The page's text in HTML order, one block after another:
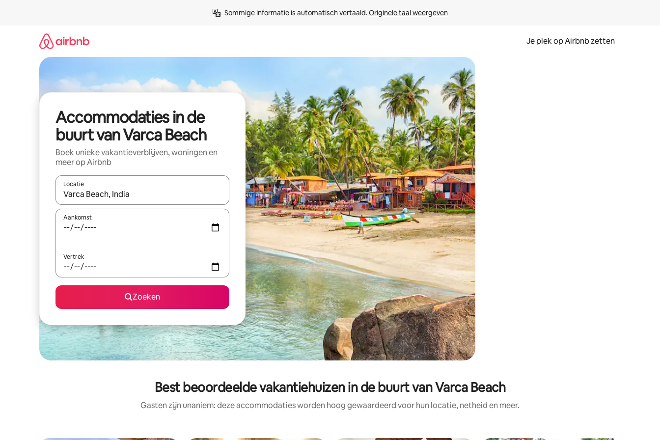
Sommige informatie is automatisch vertaald. Originele taal weergeven
Je plek op Airbnb zetten
Accommodaties in de
buurt van Varca Beach
Boek unieke vakantieverblijven, woningen en
meer op Airbnb
Locatie
Wanneer er resultaten beschikbaar zijn, maak je een keuze met je de pijltjestoetsen omhoog en omlaag, óf door te tikken of swipen.
Aankomst
Vertrek
Zoeken
Best beoordeelde vakantiehuizen in de buurt van Varca Beach
Gasten zijn unaniem: deze accommodaties worden hoog gewaardeerd voor hun locatie, netheid en meer.